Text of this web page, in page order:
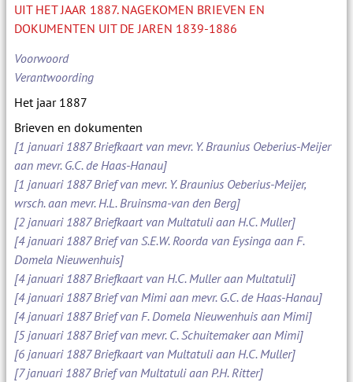
UIT HET JAAR 1887. NAGEKOMEN BRIEVEN EN
DOKUMENTEN UIT DE JAREN 1839-1886
Voorwoord
Verantwoording
Het jaar 1887
Brieven en dokumenten
[1 januari 1887 Briefkaart van mevr. Y. Braunius Oeberius-Meijer
aan mevr. G.C. de Haas-Hanau]
[1 januari 1887 Brief van mevr. Y. Braunius Oeberius-Meijer,
wrsch. aan mevr. H.L. Bruinsma-van den Berg]
[2 januari 1887 Briefkaart van Multatuli aan H.C. Muller]
[4 januari 1887 Brief van S.E.W. Roorda van Eysinga aan F.
Domela Nieuwenhuis]
[4 januari 1887 Briefkaart van H.C. Muller aan Multatuli]
[4 januari 1887 Brief van Mimi aan mevr. G.C. de Haas-Hanau]
[4 januari 1887 Brief van F. Domela Nieuwenhuis aan Mimi]
[5 januari 1887 Brief van mevr. C. Schuitemaker aan Mimi]
[6 januari 1887 Briefkaart van Multatuli aan H.C. Muller]
[7 januari 1887 Brief van Multatuli aan P.H. Ritter]